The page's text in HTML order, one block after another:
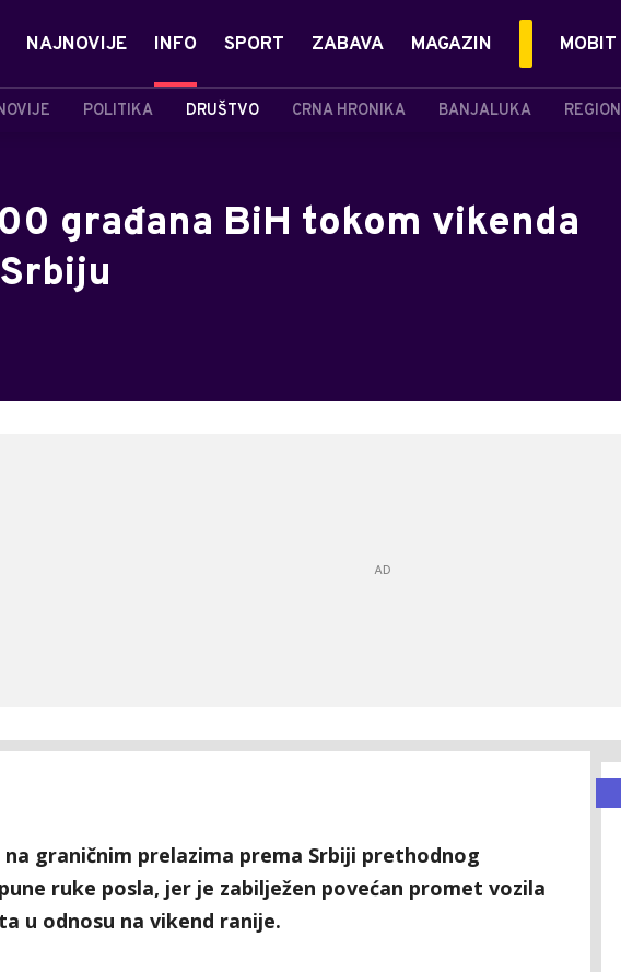
NAJNOVIJE INFO
POLITIKA DRUŠTVO CRNA HRONIKA BANJALUKA REGION
SPORT ZABAVA MAGAZIN MOBIT
građana BiH tokom vikenda
na graničnim prelazima prema Srbiji prethodnog
ruke posla, jer je zabilježen povećan promet vozila
u odnosu na vikend ranije.